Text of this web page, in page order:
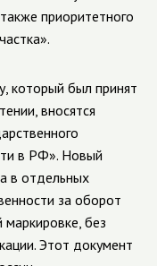
приоритетного
который был принят
вносятся
в РФ». Новый
в отдельных
за оборот
без
Этот документ